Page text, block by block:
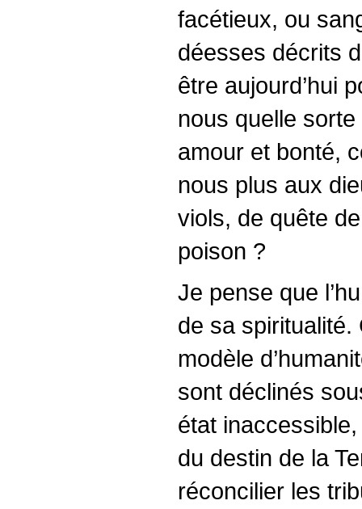
facétieux, ou
déesses décrits
être aujourd’hui
nous quelle
amour et bonté,
nous plus aux
viols, de quête
poison ?
Je pense que
de sa spiritualité.
modèle
sont déclinés
état
du destin de la
réconcilier les